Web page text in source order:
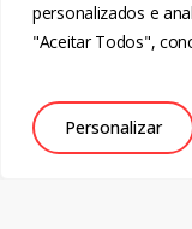
personalizados e
"Aceitar Todos",
Personalizar